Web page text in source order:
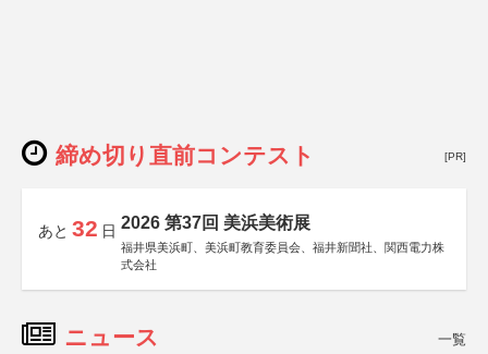
締め切り直前コンテスト [PR]
あと 32 日 2026 第37回 美浜美術展
福井県美浜町、美浜町教育委員会、福井新聞社、関西電力株
式会社
ニュース 一覧